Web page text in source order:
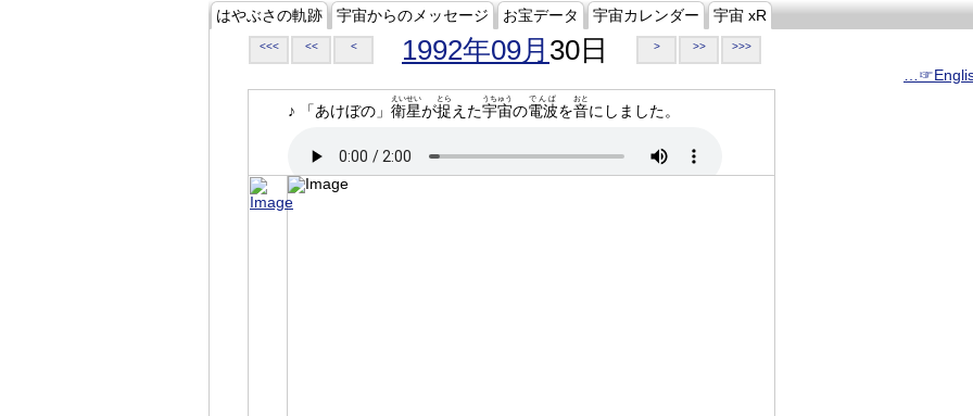
はやぶさの軌跡 宇宙からのメッセージ お宝データ 宇宙カレンダー 宇宙 xR
<<< << < 1992年09月 30日 > >> >>>
♪ 「あけぼの」 衛星
えいせい
が捉
とら
えた宇宙
うちゅう
の電波
でんぱ
を音
おと
にしました。